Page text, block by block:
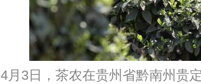
4月3日，茶农在贵州省黔南州贵